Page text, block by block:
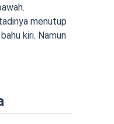
menutup
kiri. Namun